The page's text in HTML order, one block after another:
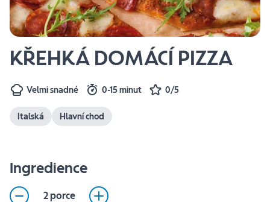
KŘEHKÁ DOMÁCÍ PIZZA
Velmi snadné 0-15 minut 0/5
Italská Hlavní chod
Ingredience
2 porce